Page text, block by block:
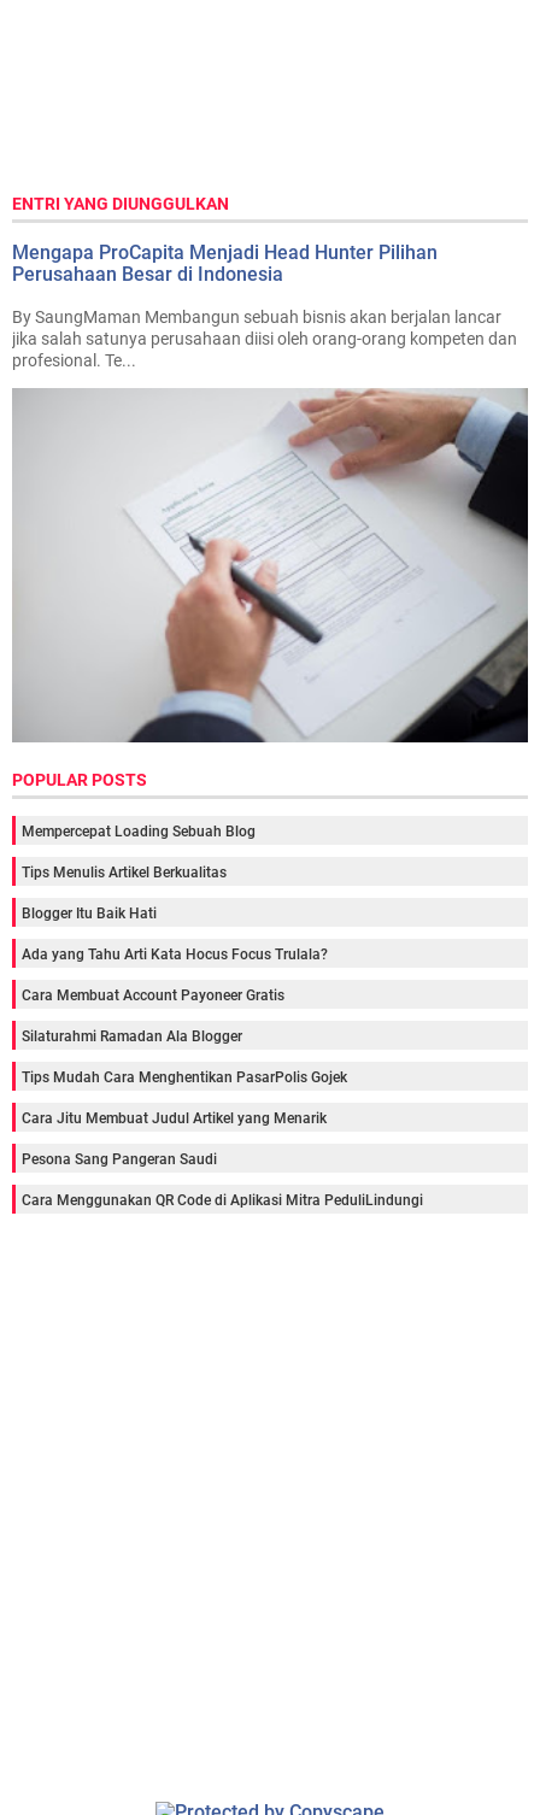
ENTRI YANG DIUNGGULKAN
Mengapa ProCapita Menjadi Head Hunter Pilihan
Perusahaan Besar di Indonesia
By SaungMaman Membangun sebuah bisnis akan berjalan lancar
jika salah satunya perusahaan diisi oleh orang-orang kompeten dan
profesional. Te...
POPULAR POSTS
Mempercepat Loading Sebuah Blog
Tips Menulis Artikel Berkualitas
Blogger Itu Baik Hati
Ada yang Tahu Arti Kata Hocus Focus Trulala?
Cara Membuat Account Payoneer Gratis
Silaturahmi Ramadan Ala Blogger
Tips Mudah Cara Menghentikan PasarPolis Gojek
Cara Jitu Membuat Judul Artikel yang Menarik
Pesona Sang Pangeran Saudi
Cara Menggunakan QR Code di Aplikasi Mitra PeduliLindungi